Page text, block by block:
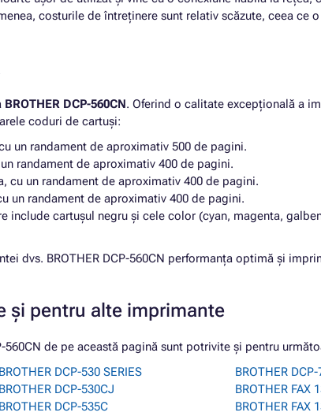
costurile de întreținere sunt relativ scăzute, ceea
BROTHER DCP-560CN. Oferind o calitate excepțională a
coduri de cartuși:
un randament de aproximativ 500 de pagini.
randament de aproximativ 400 de pagini.
cu un randament de aproximativ 400 de pagini.
un randament de aproximativ 400 de pagini.
include cartușul negru și cele color (cyan, magenta,
dvs. BROTHER DCP-560CN performanța optimă și
și pentru alte imprimante
560CN de pe această pagină sunt potrivite și pentru
BROTHER DCP-530 SERIES
BROTHER DCP-530CJ
BROTHER DCP-535C
BROTHER
BROTHER FAX
BROTHER FAX